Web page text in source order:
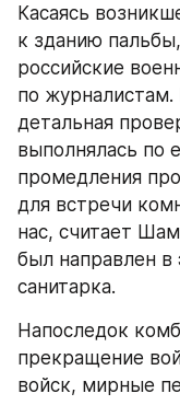
Касаясь
к зданию
российские
по журналистам.
детальная
выполнялась по
промедления
для встречи
нас, считает
был направлен в
санитарка.
Напоследок
прекращение
войск, мирные